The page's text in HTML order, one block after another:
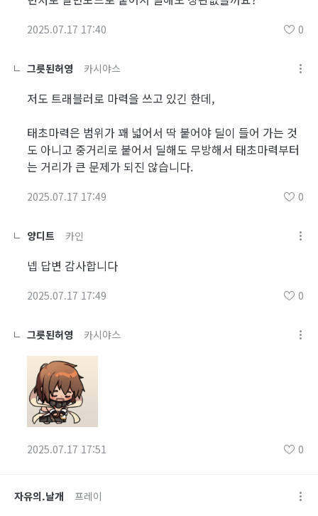
2025.07.17 17:40 0
그릇된허영 카시야스
저도 트래블러로 마력을 쓰고 있긴 한데,
태초마력은 범위가 꽤 넓어서 딱 붙어야 딜이 들어 가는 것
도 아니고 중거리로 붙어서 딜해도 무방해서 태초마력부터
는 거리가 큰 문제가 되진 않습니다.
2025.07.17 17:49 0
양디트 카인
넵 답변 감사합니다
2025.07.17 17:49 0
그릇된허영 카시야스
2025.07.17 17:51 0
자유의.날개 프레이